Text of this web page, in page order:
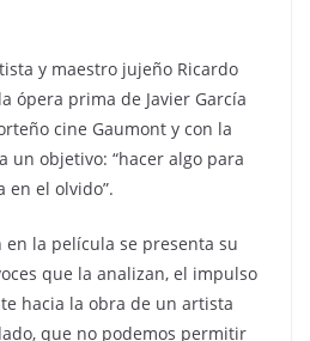
y maestro jujeño Ricardo
ópera prima de Javier García
cine Gaumont y con la
un objetivo: “hacer algo para
en el olvido”.
en la película se presenta su
que la analizan, el impulso
hacia la obra de un artista
que no podemos permitir